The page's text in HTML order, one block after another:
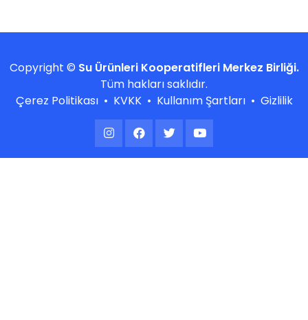
Copyright © Su Ürünleri Kooperatifleri Merkez Birliği.
Tüm hakları saklıdır.
Çerez Politikası• KVKK• Kullanım Şartları• Gizlilik